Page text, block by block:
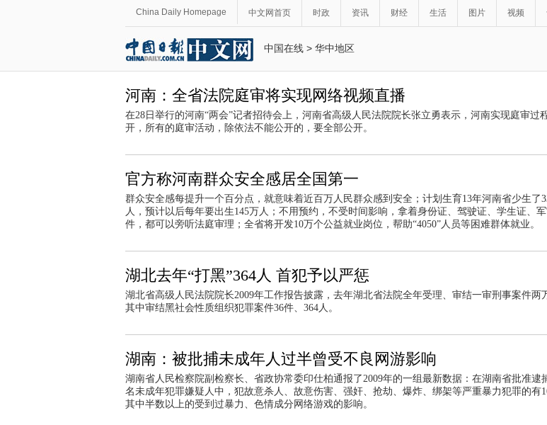
China Daily Homepage 中文网首页 时政 资讯 财经 生活 图片 视频
中国在线 > 华中地区
河南：全省法院庭审将实现网络视频直播
在28日举行的河南“两会”记者招待会上，河南省高级人民法院院长张立勇表示，河南实现庭审过
开，所有的庭审活动，除依法不能公开的，要全部公开。
官方称河南群众安全感居全国第一
群众安全感每提升一个百分点，就意味着近百万人民群众感到安全；计划生育13年河南省少生了
人，预计以后每年要出生145万人；不用预约，不受时间影响，拿着身份证、驾驶证、学生证、
件，都可以旁听法庭审理；全省将开发10万个公益就业岗位，帮助“4050”人员等困难群体就业。
湖北去年“打黑”364人 首犯予以严惩
湖北省高级人民法院院长2009年工作报告披露，去年湖北省法院全年受理、审结一审刑事案件两
其中审结黑社会性质组织犯罪案件36件、364人。
湖南：被批捕未成年人过半曾受不良网游影响
湖南省人民检察院副检察长、省政协常委印仕柏通报了2009年的一组最新数据：在湖南省批准逮
名未成年犯罪嫌疑人中，犯故意杀人、故意伤害、强奸、抢劫、爆炸、绑架等严重暴力犯罪的有
其中半数以上的受到过暴力、色情成分网络游戏的影响。